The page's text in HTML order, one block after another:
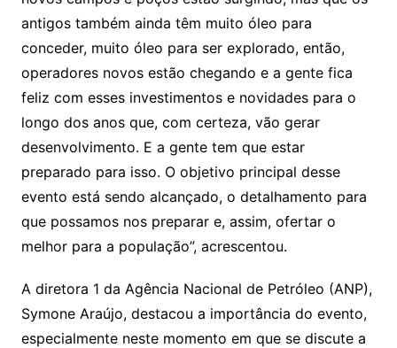
antigos também ainda têm muito óleo para
conceder, muito óleo para ser explorado, então,
operadores novos estão chegando e a gente fica
feliz com esses investimentos e novidades para o
longo dos anos que, com certeza, vão gerar
desenvolvimento. E a gente tem que estar
preparado para isso. O objetivo principal desse
evento está sendo alcançado, o detalhamento para
que possamos nos preparar e, assim, ofertar o
melhor para a população”, acrescentou.
A diretora 1 da Agência Nacional de Petróleo (ANP),
Symone Araújo, destacou a importância do evento,
especialmente neste momento em que se discute a